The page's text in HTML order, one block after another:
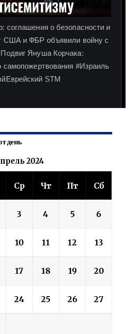
день
2024
Ср Чт Пт Сб
3 4 5 6
10 11 12 13
17 18 19 20
24 25 26 27